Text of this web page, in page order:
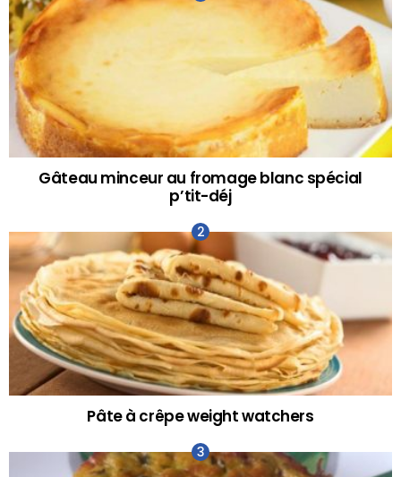
Gâteau minceur au fromage blanc spécial
p’tit-déj
Pâte à crêpe weight watchers